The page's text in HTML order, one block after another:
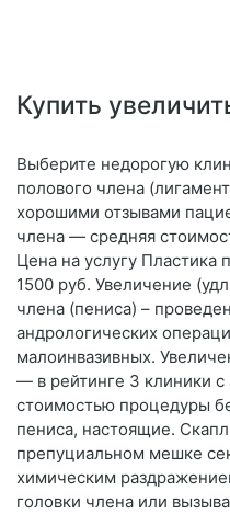
Купить
Выберите недорогую
полового члена
хорошими отзывами
члена — средняя
Цена на услугу Пластика
1500 руб. Увеличение
члена (пениса) –
андрологических
малоинвазивных.
— в рейтинге 3 клиники
стоимостью процедуры
пениса, настоящие.
препуциальном мешке
химическим
головки члена или